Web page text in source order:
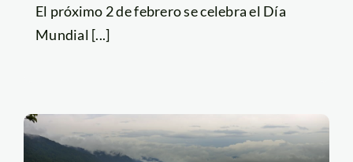
El próximo 2 de febrero se celebra el Día
Mundial [...]